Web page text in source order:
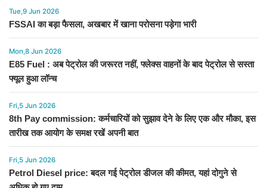
Tue,9 Jun 2026
FSSAI का बड़ा फैसला, अखबार में खाना परोसना पड़ेगा भारी
Mon,8 Jun 2026
E85 Fuel : अब पेट्रोल की जरूरत नहीं, फ्लेक्स वाहनों के बाद पेट्रोल से सस्ता
फ्यूल हुआ लॉन्च
Fri,5 Jun 2026
8th Pay commission: कर्मचारियों को सुझाव देने के लिए एक और मौका, इस
तारीख तक आयोग के समक्ष रखें अपनी बात
Fri,5 Jun 2026
Petrol Diesel price: बदल गई पेट्रोल डीजल की कीमत, यहां दोगुने से